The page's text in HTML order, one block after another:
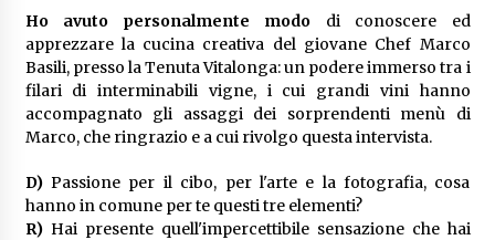
Ho avuto personalmente modo di conoscere ed
apprezzare la cucina creativa del giovane Chef Marco
Basili, presso la Tenuta Vitalonga: un podere immerso tra i
filari di interminabili vigne, i cui grandi vini hanno
accompagnato gli assaggi dei sorprendenti menù di
Marco, che ringrazio e a cui rivolgo questa intervista.
D)Passione per il cibo, per l'arte e la fotografia, cosa
hanno in comune per te questi tre elementi?
R)Hai presente quell'impercettibile sensazione che hai